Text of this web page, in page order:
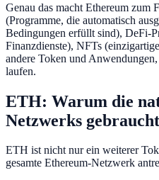
Genau das macht Ethereum zum
(Programme, die automatisch
Bedingungen erfüllt sind), DeFi-
Finanzdienste), NFTs
andere Token und
laufen.
ETH: Warum die
Netzwerks
ETH ist nicht nur ein weiterer
gesamte Ethereum-Netzwerk